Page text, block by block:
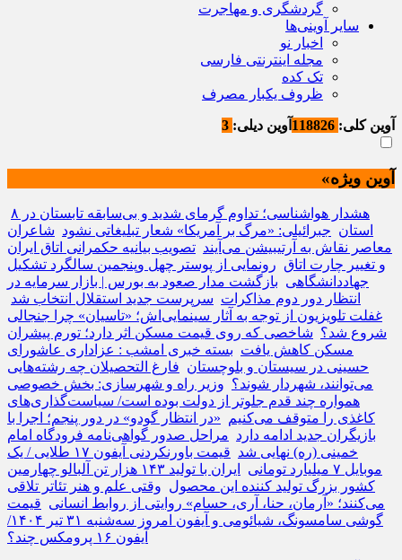
گردشگری و مهاجرت
سایر آوینی‌ها
اخبار نو
مجله اینترنتی فارسی
تک کده
ظروف یکبار مصرف
آوین کلی: آوین دیلی:
آوین ویژه»
هشدار هواشناسی؛ تداوم گرمای شدید و بی‌سابقه تابستان در ۸
استان جبرائیلی: «مرگ بر آمریکا» شعار تبلیغاتی نشود شاعران
معاصر نقاش به آرتیبیشن می‌آیند تصویب بیانیه حکمرانی اتاق ایران
و تغییر چارت اتاق رونمایی از پوستر چهل وپنجمین سالگرد تشکیل
جهاددانشگاهی بازگشت مدار صعود به بورس | بازار سرمایه در
انتظار دور دوم مذاکرات سرپرست جدید استقلال انتخاب شد
غفلت تلویزیون از توجه به آثار سینمایی‌اش؛ «تاسیان» چرا جنجالی
شروع شد؟ شاخصی که روی قیمت مسکن اثر دارد؛ تورم پیشران
مسکن کاهش یافت بسته خبری امشب : عزاداری عاشورای
حسینی در سیستان و بلوچستان فارغ التحصیلان چه رشته‌هایی
می‌توانند، شهردار شوند؟ وزیر راه و شهرسازی: بخش خصوصی
همواره چند قدم جلوتر از دولت بوده است/ سیاست‌گذاری‌های
کاغذی را متوقف می‌کنیم «در انتظار گودو» در دور پنجم؛ اجرا با
بازیگران جدید ادامه دارد مراحل صدور گواهی‌نامه فرودگاه امام
خمینی (ره) نهایی شد
قیمت باورنکردنی آیفون ۱۷ طلایی / یک
موبایل ۷ میلیارد تومانی
ایران با تولید ۱۴۳ هزار تن آلبالو چهارمین
کشور بزرگ تولید کننده این محصول وقتی علم و هنر تئاتر تلاقی
می‌کنند؛ «آرمان، حنا، آری، حسام» روایتی از روابط انسانی قیمت
گوشی سامسونگ، شیائومی و آیفون امروز سه‌شنبه ۳۱ تیر ۱۴۰۴/
آیفون ۱۶ پرومکس چند؟